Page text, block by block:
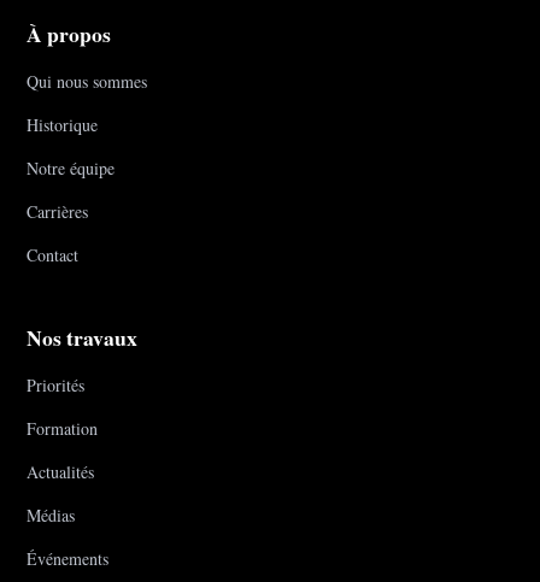
À propos
Qui nous sommes
Historique
Notre équipe
Carrières
Contact
Nos travaux
Priorités
Formation
Actualités
Médias
Événements